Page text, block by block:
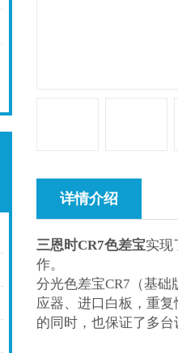
详情介绍
三恩时CR7色差宝实现
作。
分光色差宝CR7 （基
应器、进口白板，重复
的同时，也保证了多台